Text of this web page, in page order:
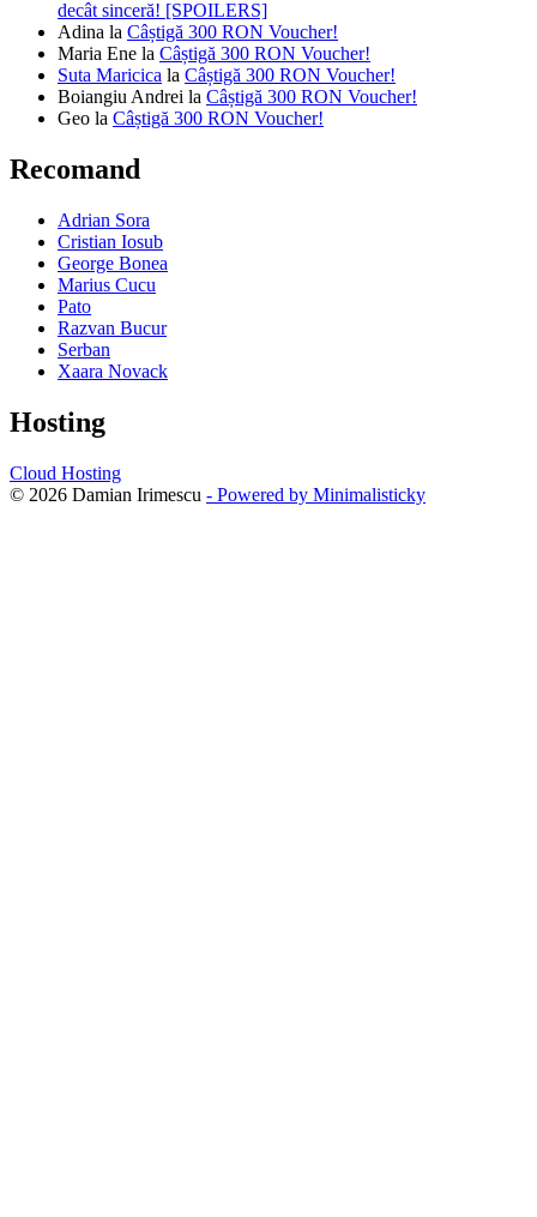
decât sinceră! [SPOILERS]
Adina la Câștigă 300 RON Voucher!
Maria Ene la Câștigă 300 RON Voucher!
Suta Maricica la Câștigă 300 RON Voucher!
Boiangiu Andrei la Câștigă 300 RON Voucher!
Geo la Câștigă 300 RON Voucher!
Recomand
Adrian Sora
Cristian Iosub
George Bonea
Marius Cucu
Pato
Razvan Bucur
Serban
Xaara Novack
Hosting
Cloud Hosting
© 2026 Damian Irimescu - Powered by Minimalisticky